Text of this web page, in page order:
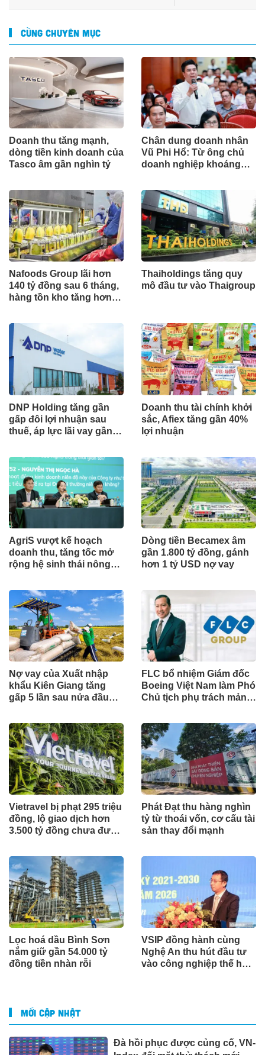
CÙNG CHUYÊN MỤC
Doanh thu tăng mạnh,
dòng tiền kinh doanh của
Tasco âm gần nghìn tỷ
Chân dung doanh nhân
Vũ Phi Hổ: Từ ông chủ
doanh nghiệp khoáng
Bóng đá Thái Nguyên
Nafoods Group lãi hơn
140 tỷ đồng sau 6 tháng,
hàng tồn kho tăng hơn
Thaiholdings tăng quy
mô đầu tư vào Thaigroup
DNP Holding tăng gần
gấp đôi lợi nhuận sau
thuế, áp lực lãi vay gần
Doanh thu tài chính khởi
sắc, Afiex tăng gần 40%
lợi nhuận
AgriS vượt kế hoạch
doanh thu, tăng tốc mở
rộng hệ sinh thái nông
Dòng tiền Becamex âm
gần 1.800 tỷ đồng, gánh
hơn 1 tỷ USD nợ vay
Nợ vay của Xuất nhập
khẩu Kiên Giang tăng
gấp 5 lần sau nửa đầu
FLC bổ nhiệm Giám đốc
Boeing Việt Nam làm Phó
Chủ tịch phụ trách mảng
Vietravel bị phạt 295 triệu
đồng, lộ giao dịch hơn
3.500 tỷ đồng chưa được
Phát Đạt thu hàng nghìn
tỷ từ thoái vốn, cơ cấu tài
sản thay đổi mạnh
Lọc hoá dầu Bình Sơn
nắm giữ gần 54.000 tỷ
đồng tiền nhàn rỗi
VSIP đồng hành cùng
Nghệ An thu hút đầu tư
vào công nghiệp thế hệ
MỚI CẬP NHẬT
Đà hồi phục được củng cố, VN-